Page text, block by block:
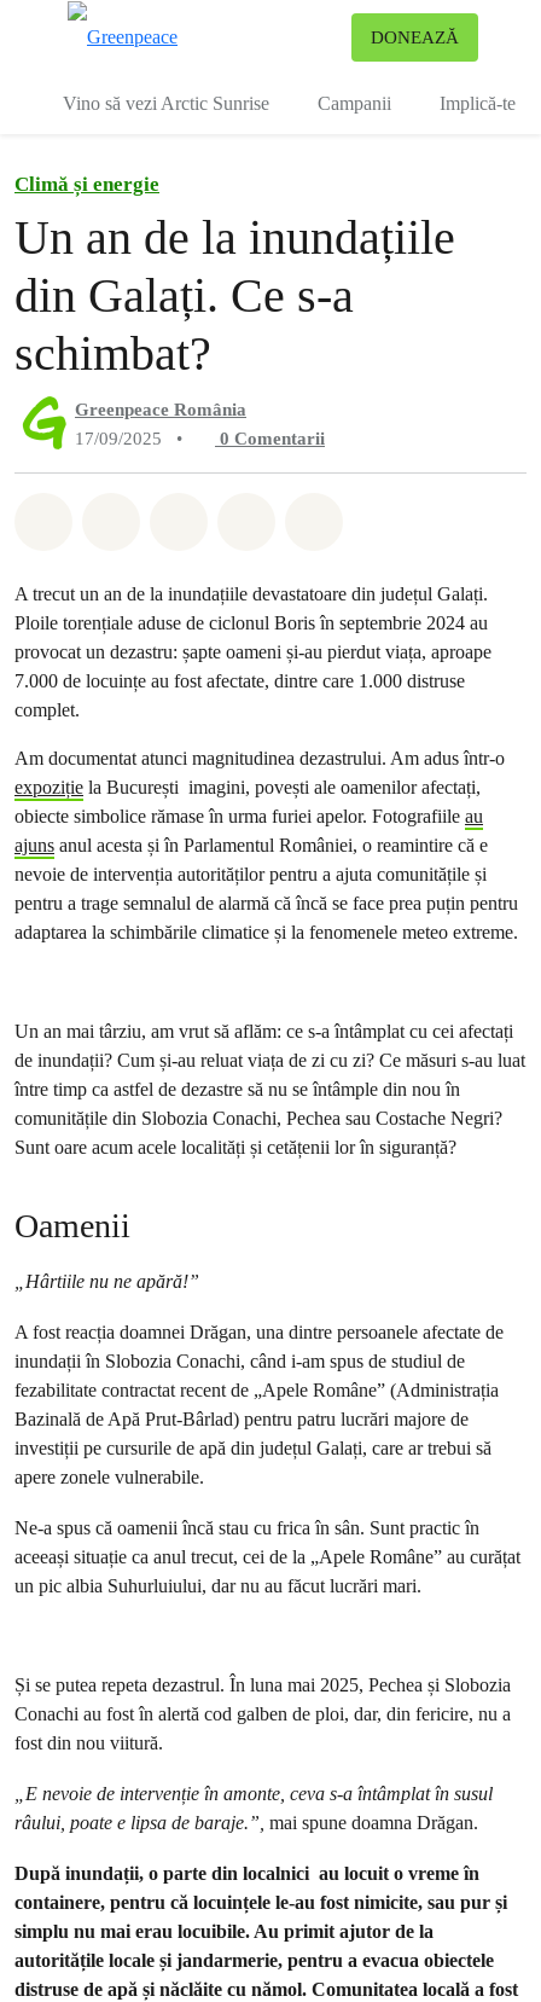
DONEAZĂ
Vino să vezi Arctic Sunrise Campanii Implică-te
Climă și energie
Un an de la inundațiile
din Galați. Ce s-a
schimbat?
Greenpeace România
17/09/2025
• 0 Comentarii
A trecut un an de la inundațiile devastatoare din județul Galați.
Ploile torențiale aduse de ciclonul Boris în septembrie 2024 au
provocat un dezastru: șapte oameni și-au pierdut viața, aproape
7.000 de locuințe au fost afectate, dintre care 1.000 distruse
complet.
Am documentat atunci magnitudinea dezastrului. Am adus într-o
expoziție la București imagini, povești ale oamenilor afectați,
obiecte simbolice rămase în urma furiei apelor. Fotografiile au
ajuns anul acesta și în Parlamentul României, o reamintire că e
nevoie de intervenția autorităților pentru a ajuta comunitățile și
pentru a trage semnalul de alarmă că încă se face prea puțin pentru
adaptarea la schimbările climatice și la fenomenele meteo extreme.
Un an mai târziu, am vrut să aflăm: ce s-a întâmplat cu cei afectați
de inundații? Cum și-au reluat viața de zi cu zi? Ce măsuri s-au luat
între timp ca astfel de dezastre să nu se întâmple din nou în
comunitățile din Slobozia Conachi, Pechea sau Costache Negri?
Sunt oare acum acele localități și cetățenii lor în siguranță?
Oamenii
„Hârtiile nu ne apără!”
A fost reacția doamnei Drăgan, una dintre persoanele afectate de
inundații în Slobozia Conachi, când i-am spus de studiul de
fezabilitate contractat recent de „Apele Române” (Administrația
Bazinală de Apă Prut-Bârlad) pentru patru lucrări majore de
investiții pe cursurile de apă din județul Galați, care ar trebui să
apere zonele vulnerabile.
Ne-a spus că oamenii încă stau cu frica în sân. Sunt practic în
aceeași situație ca anul trecut, cei de la „Apele Române” au curățat
un pic albia Suhurluiului, dar nu au făcut lucrări mari.
Și se putea repeta dezastrul. În luna mai 2025, Pechea și Slobozia
Conachi au fost în alertă cod galben de ploi, dar, din fericire, nu a
fost din nou viitură.
„E nevoie de intervenție în amonte, ceva s-a întâmplat în susul
râului, poate e lipsa de baraje.”, mai spune doamna Drăgan.
După inundații, o parte din localnici au locuit o vreme în
containere, pentru că locuințele le-au fost nimicite, sau pur și
simplu nu mai erau locuibile. Au primit ajutor de la
autoritățile locale și jandarmerie, pentru a evacua obiectele
distruse de apă și năclăite cu nămol. Comunitatea locală a fost